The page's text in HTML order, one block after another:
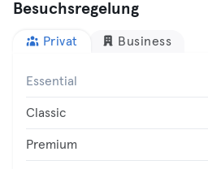
Besuchsregelung
Privat Business
Essential
Classic
Premium